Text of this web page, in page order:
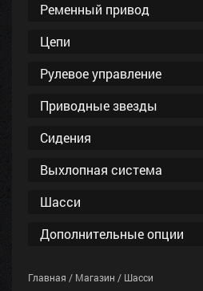
Ременный привод
Цепи
Рулевое управление
Приводные звезды
Сидения
Выхлопная система
Шасси
Дополнительные опции
Главная / Магазин / Шасси